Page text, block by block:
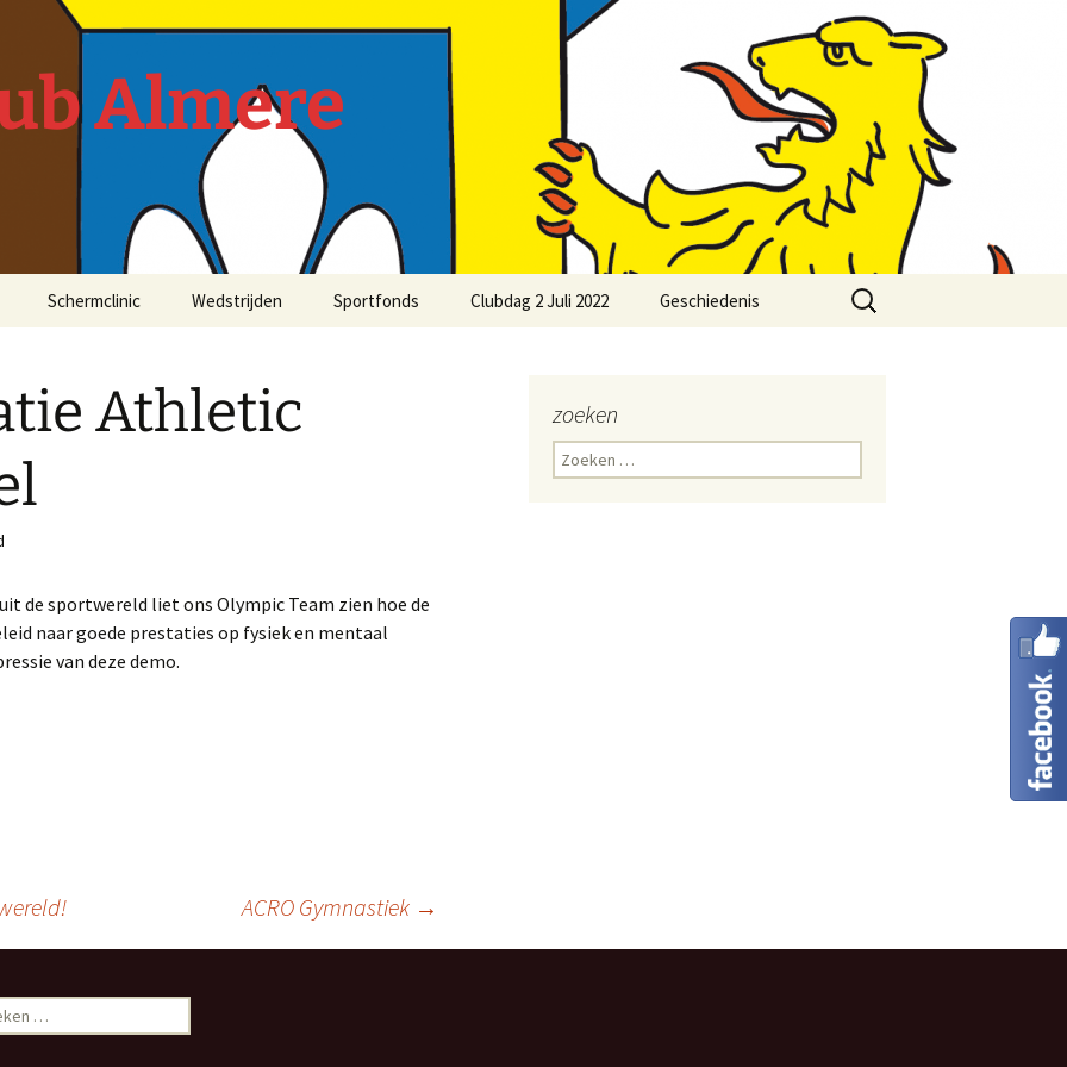
Almere
Schermclinic Wedstrijden Sportfonds Clubdag 2 Juli 2022 Geschiedenis
Zoeken
naar:
Athletic
de sportwereld liet ons Olympic Team zien hoe de
naar goede prestaties op fysiek en mentaal
van deze demo.
ACRO Gymnastiek →
zoeken
Zoeken
naar: